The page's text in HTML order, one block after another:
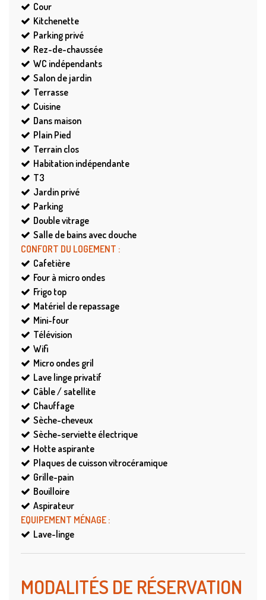
Cour
Kitchenette
Parking privé
Rez-de-chaussée
WC indépendants
Salon de jardin
Terrasse
Cuisine
Dans maison
Plain Pied
Terrain clos
Habitation indépendante
T3
Jardin privé
Parking
Double vitrage
Salle de bains avec douche
CONFORT DU LOGEMENT :
Cafetière
Four à micro ondes
Frigo top
Matériel de repassage
Mini-four
Télévision
Wifi
Micro ondes gril
Lave linge privatif
Câble / satellite
Chauffage
Sèche-cheveux
Sèche-serviette électrique
Hotte aspirante
Plaques de cuisson vitrocéramique
Grille-pain
Bouilloire
Aspirateur
EQUIPEMENT MÉNAGE :
Lave-linge
MODALITÉS DE RÉSERVATION